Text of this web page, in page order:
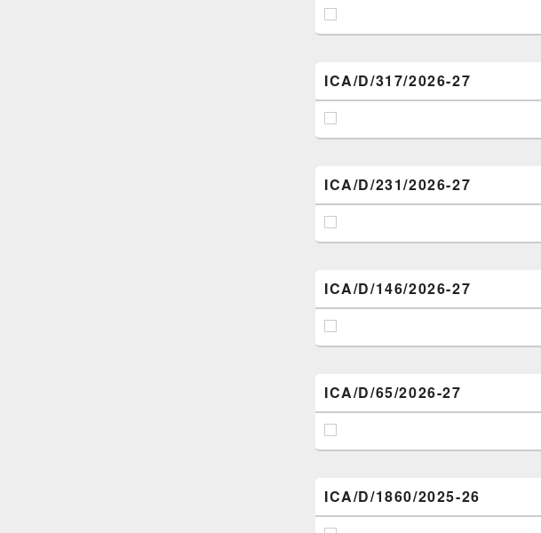
ICA/D/317/2026-27
ICA/D/231/2026-27
ICA/D/146/2026-27
ICA/D/65/2026-27
ICA/D/1860/2025-26